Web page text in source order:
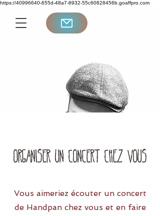
https://40996640-655d-48a7-8932-55c60828456b.goaffpro.com
Organiser un concert chez vous
Vous aimeriez écouter un concert
de Handpan chez vous et en faire